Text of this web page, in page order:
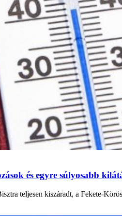
és egyre súlyosabb
teljesen kiszáradt, a Fekete-